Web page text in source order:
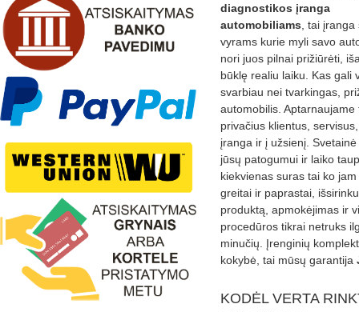
diagnostikos įranga
automobiliams , tai
vyrams kurie myli savo
nori juos pilnai prižiūrėti,
būklę realiu laiku. Kas gali
svarbiau nei tvarkingas,
automobilis. Aptarnaujame
privačius klientus,
įranga ir į užsienį.
jūsų patogumui ir laiko
kiekvienas suras tai ko
greitai ir paprastai,
produktą, apmokėjimas ir
procedūros tikrai netruks
minučių. Įrenginių
kokybė, tai mūsų garantija
KODĖL VERTA